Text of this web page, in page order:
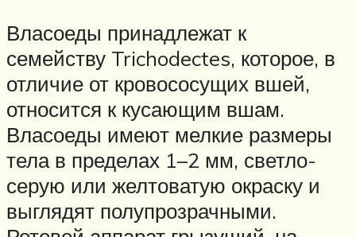
Власоеды принадлежат к
семейству Trichodectes, которое, в
отличие от кровососущих вшей,
относится к кусающим вшам.
Власоеды имеют мелкие размеры
тела в пределах 1–2 мм, светло-
серую или желтоватую окраску и
выглядят полупрозрачными.